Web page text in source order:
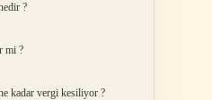
?
mi ?
kadar vergi kesiliyor ?